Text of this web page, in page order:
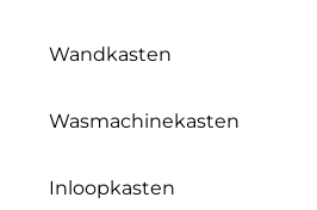
Wandkasten
Wasmachinekasten
Inloopkasten